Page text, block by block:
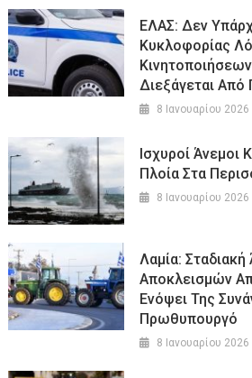
ΕΛΑΣ: Δεν
Κυκλοφορίας
Διεξάγεται Από
8 Ιανουαρίου 2026
Ισχυροί
Πλοία Στα
8 Ιανουαρίου 2026
Λαμία:
Αποκλεισμών
Ενόψει Της
Πρωθυπουργό
8 Ιανουαρίου 2026